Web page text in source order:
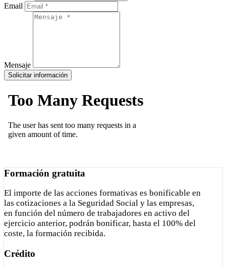
Email
Mensaje
Solicitar información
Formación gratuita
El importe de las acciones formativas es bonificable en
las cotizaciones a la Seguridad Social y las empresas,
en función del número de trabajadores en activo del
ejercicio anterior, podrán bonificar, hasta el 100% del
coste, la formación recibida.
Crédito